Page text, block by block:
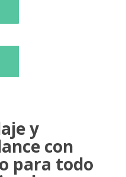
y
con
para todo